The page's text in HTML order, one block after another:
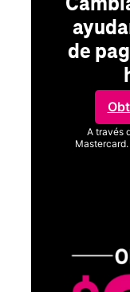
de
A través